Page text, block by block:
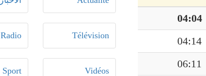
04:04
04:14
06:11
Télévision
Radio
Vidéos
Sport